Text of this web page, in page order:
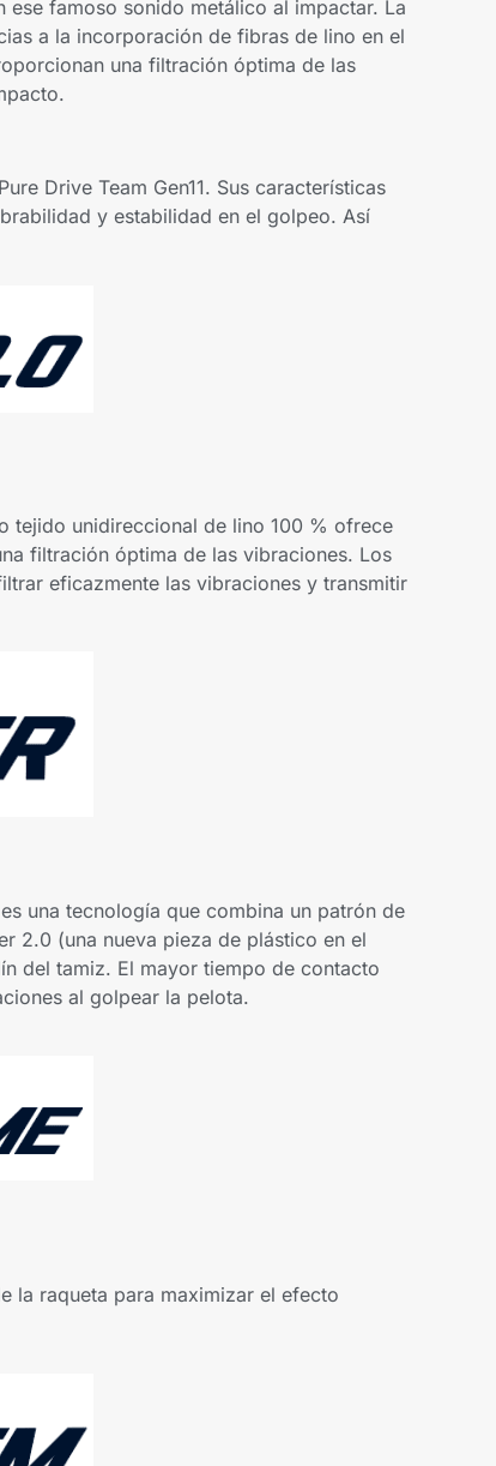
famoso sonido metálico al impactar. La
a la incorporación de fibras de lino en el
una filtración óptima de las
Drive Team Gen11. Sus características
y estabilidad en el golpeo. Así
tejido unidireccional de lino 100 % ofrece
filtración óptima de las vibraciones. Los
eficazmente las vibraciones y transmitir
una tecnología que combina un patrón de
2.0 (una nueva pieza de plástico en el
del tamiz. El mayor tiempo de contacto
al golpear la pelota.
la raqueta para maximizar el efecto